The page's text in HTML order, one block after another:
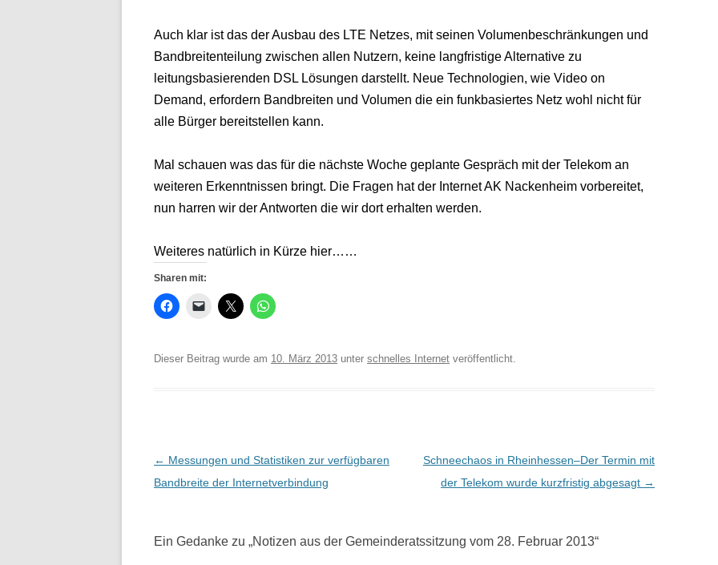
Auch klar ist das der Ausbau des LTE Netzes, mit seinen Volumenbeschränkungen und
Bandbreitenteilung zwischen allen Nutzern, keine langfristige Alternative zu
leitungsbasierenden DSL Lösungen darstellt. Neue Technologien, wie Video on
Demand, erfordern Bandbreiten und Volumen die ein funkbasiertes Netz wohl nicht für
alle Bürger bereitstellen kann.
Mal schauen was das für die nächste Woche geplante Gespräch mit der Telekom an
weiteren Erkenntnissen bringt. Die Fragen hat der Internet AK Nackenheim vorbereitet,
nun harren wir der Antworten die wir dort erhalten werden.
Weiteres natürlich in Kürze hier……
Sharen mit:
Dieser Beitrag wurde am 10. März 2013 unter schnelles Internet veröffentlicht.
Beitrags-
Navigation
← Messungen und Statistiken zur verfügbaren
Bandbreite der Internetverbindung
Schneechaos in Rheinhessen–Der Termin mit
der Telekom wurde kurzfristig abgesagt →
Ein Gedanke zu „Notizen aus der Gemeinderatssitzung vom 28. Februar 2013“